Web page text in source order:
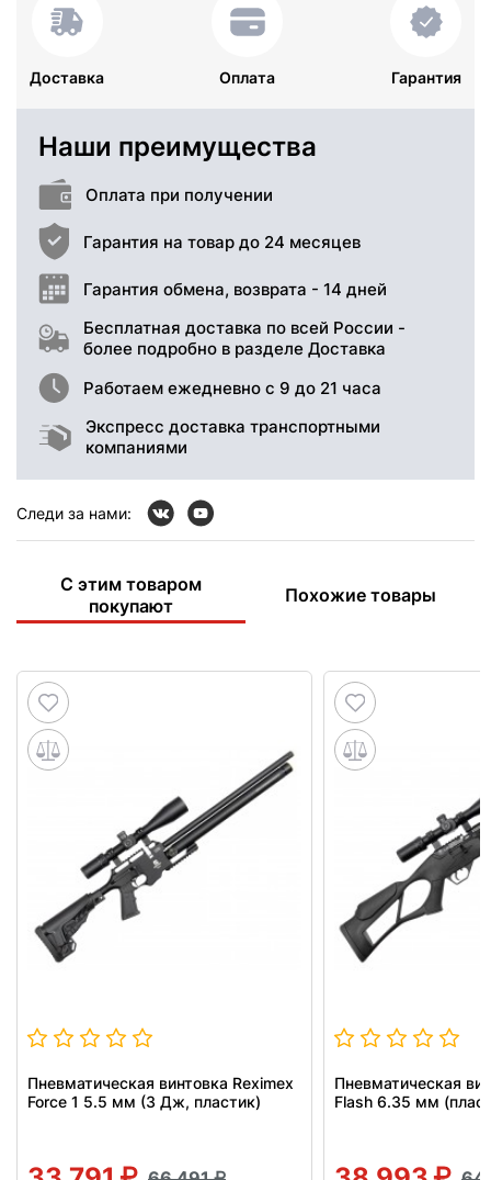
Доставка Оплата Гарантия
Наши преимущества
Оплата при получении
Гарантия на товар до 24 месяцев
Гарантия обмена, возврата - 14 дней
Бесплатная доставка по всей России -
более подробно в разделе Доставка
Работаем ежедневно с 9 до 21 часа
Экспресс доставка транспортными
компаниями
Следи за нами:
С этим товаром
покупают
Похожие товары
Пневматическая винтовка Reximex
Force 1 5.5 мм (3 Дж, пластик)
Пневматическая
Flash 6.35 мм